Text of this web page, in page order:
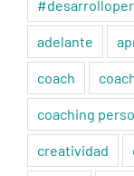
adelante
coach
coaching
creatividad